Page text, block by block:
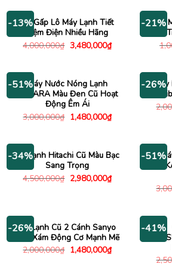
2,480,000₫.
-13%Xả Gấp Lô Máy Lạnh Tiết
Kiệm Điện Nhiều Hãng
4,000,000₫ Giá
gốc
3,480,000₫Giá
hiện
3,480,000₫.
-21%
Tủ
-51%Máy Nước Nóng Lạnh
SUKARA Màu Đen Cũ Hoạt
Động Êm Ái
3,000,000₫ Giá
gốc
1,480,000₫Giá
hiện
1,480,000₫.
-26%
Máy
-34%
Tủ Lạnh Hitachi Cũ Màu Bạc
Sang Trọng
4,500,000₫ Giá
gốc
2,980,000₫Giá
hiện
-51%
-26%
Tủ Lạnh Cũ 2 Cánh Sanyo
Màu Xám Động Cơ Mạnh Mẽ
2,000,000₫ Giá
gốc
1,480,000₫Giá
hiện
-41%